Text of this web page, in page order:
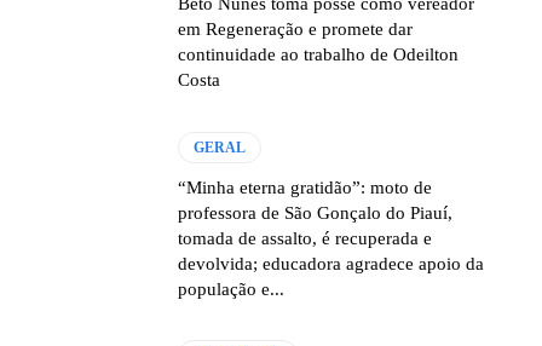
Beto Nunes toma posse como vereador
em Regeneração e promete dar
continuidade ao trabalho de Odeilton
Costa
GERAL
“Minha eterna gratidão”: moto de
professora de São Gonçalo do Piauí,
tomada de assalto, é recuperada e
devolvida; educadora agradece apoio da
população e...